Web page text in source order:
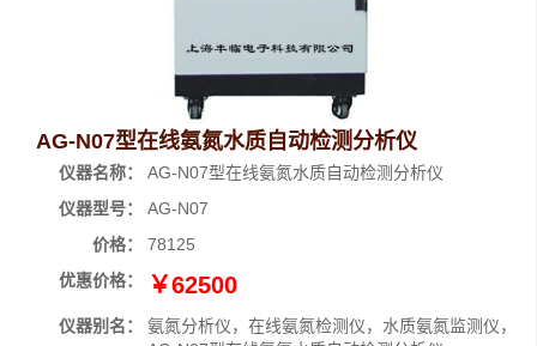
AG-N07型在线氨氮水质自动检测分析仪
仪器名称：
AG-N07型在线氨氮水质自动检测分析仪
仪器型号：
AG-N07
价格：
78125
优惠价格：
￥62500
仪器别名：
氨氮分析仪，在线氨氮检测仪，水质氨氮监测仪，